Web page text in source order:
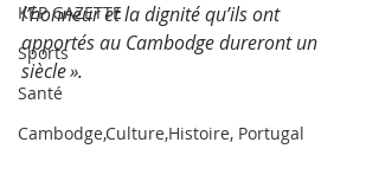
KEP GAZETTE
Sports
Santé
Cambodge,Culture,Histoire, Portugal
l’honneur et la dignité qu’ils ont
apportés au Cambodge dureront un
siècle ».